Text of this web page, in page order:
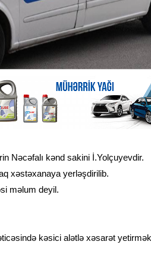
Nəcəfalı kənd sakini İ.Yolçuyevdir.
xəstəxanaya yerləşdirilib.
məlum deyil.
kəsici alətlə xəsarət